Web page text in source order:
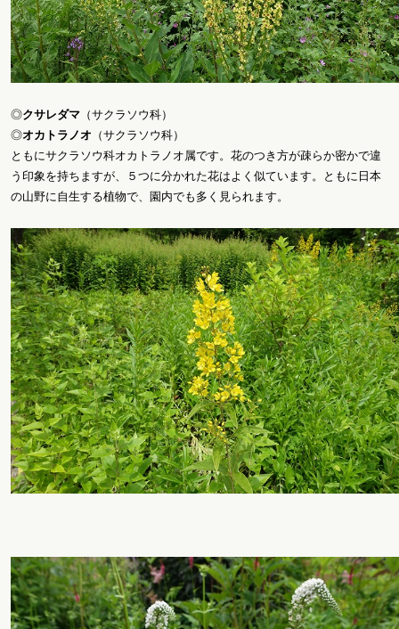
◎クサレダマ （サクラソウ科）
◎オカトラノオ （サクラソウ科）
ともにサクラソウ科オカトラノオ属です。花のつき方が疎らか密かで違
う印象を持ちますが、５つに分かれた花はよく似ています。ともに日本
の山野に自生する植物で、園内でも多く見られます。